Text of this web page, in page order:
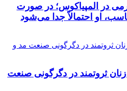
در المپیاکوس؛ در صورت
او احتمالاً جدا می‌شود
زنان ثروتمند در دگرگونی صنعت